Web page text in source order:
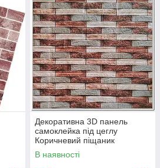
Декоративна 3D панель
самоклейка під цеглу
Коричневий піщаник
700х770х4мм (340) SW-
00000531
В наявності